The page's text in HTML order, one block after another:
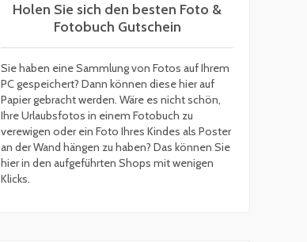
Holen Sie sich den besten Foto &
Fotobuch Gutschein
Sie haben eine Sammlung von Fotos auf Ihrem
PC gespeichert? Dann können diese hier auf
Papier gebracht werden. Wäre es nicht schön,
Ihre Urlaubsfotos in einem Fotobuch zu
verewigen oder ein Foto Ihres Kindes als Poster
an der Wand hängen zu haben? Das können Sie
hier in den aufgeführten Shops mit wenigen
Klicks.